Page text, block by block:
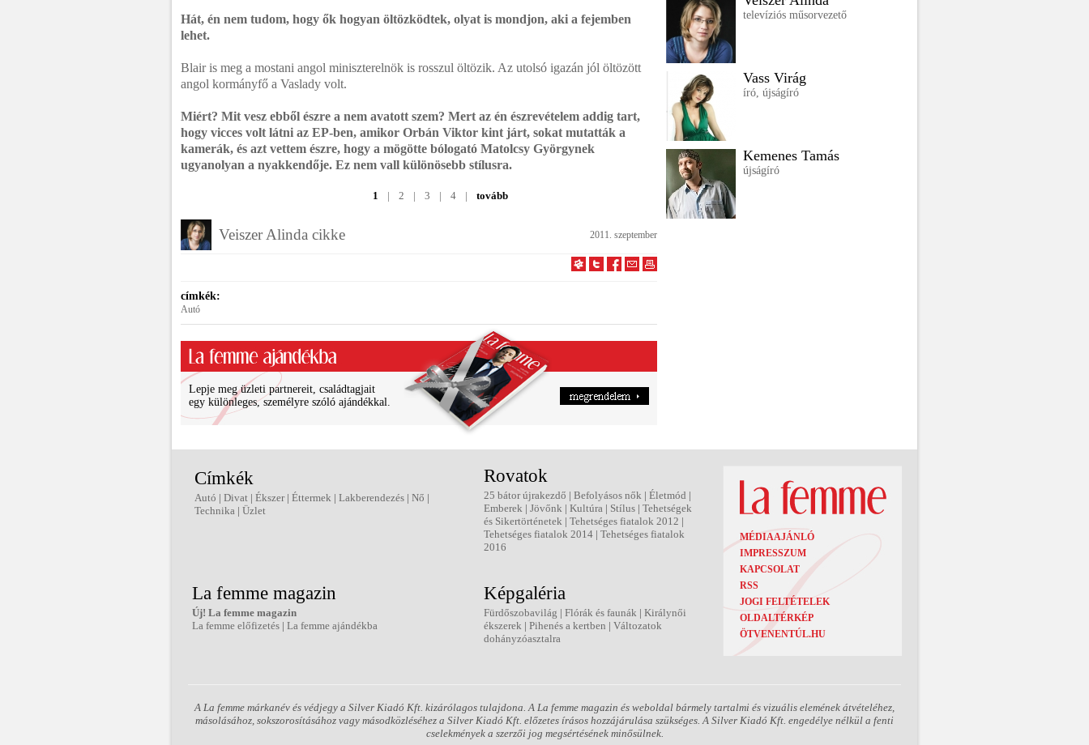
Hát, én nem tudom, hogy ők hogyan öltözködtek, olyat is mondjon, aki a fejemben
lehet.
Blair is meg a mostani angol miniszterelnök is rosszul öltözik. Az utolsó igazán jól öltözött
angol kormányfő a Vaslady volt.
Miért? Mit vesz ebből észre a nem avatott szem? Mert az én észrevételem addig tart,
hogy vicces volt látni az EP-ben, amikor Orbán Viktor kint járt, sokat mutatták a
kamerák, és azt vettem észre, hogy a mögötte bólogató Matolcsy Györgynek
ugyanolyan a nyakkendője. Ez nem vall különösebb stílusra.
1 | 2 | 3 | 4 | tovább
Veiszer Alinda cikke 2011. szeptember
címkék:
Autó
Lepje meg üzleti partnereit, családtagjait
egy különleges, személyre szóló ajándékkal.
televíziós műsorvezető
Vass Virág
író, újságíró
Kemenes Tamás
újságíró
Címkék
Autó | Divat | Ékszer| Éttermek | Lakberendezés | Nő |
Technika | Üzlet
Rovatok
25 bátor újrakezdő | Befolyásos nők | Életmód |
Emberek | Jövőnk | Kultúra | Stílus | Tehetségek
és Sikertörténetek | Tehetséges fiatalok 2012 |
Tehetséges fiatalok 2014 | Tehetséges fiatalok
2016
MÉDIAAJÁNLÓ
IMPRESSZUM
KAPCSOLAT
RSS
JOGI FELTÉTELEK
OLDALTÉRKÉP
ÖTVENENTÚL.HU
La femme magazin
Új! La femme magazin
La femme előfizetés | La femme ajándékba
Képgaléria
Fürdőszobavilág | Flórák és faunák | Királynői
ékszerek | Pihenés a kertben | Változatok
dohányzóasztalra
A La femme márkanév és védjegy a Silver Kiadó Kft. kizárólagos tulajdona. A La femme magazin és weboldal bármely tartalmi és vizuális elemének átvételéhez,
másolásához, sokszorosításához vagy másodközléséhez a Silver Kiadó Kft. előzetes írásos hozzájárulása szükséges. A Silver Kiadó Kft. engedélye nélkül a fenti
cselekmények a szerzői jog megsértésének minősülnek.